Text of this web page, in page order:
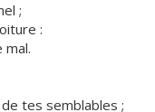
;
:
mal.
tes semblables ;